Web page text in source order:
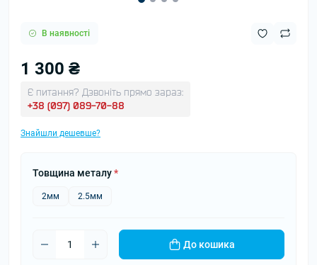
В наявності
1 300 ₴
Є питання? Дзвоніть прямо зараз:
+38 (097) 089-70-88
Знайшли дешевше?
Товщина металу*
2мм 2.5мм
До кошика